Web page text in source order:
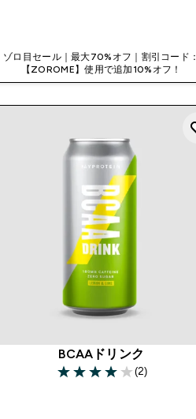
ゾロ目セール｜最大70%オフ｜割引コード：
【ZOROME】使用で追加10%オフ！
BCAAドリンク
4 out of 5 stars
(2)